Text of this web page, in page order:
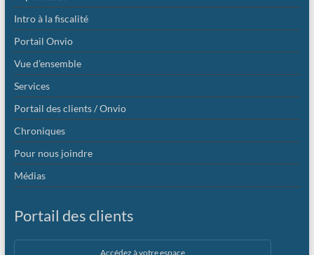
Intro à la fiscalité
Portail Onvio
Vue d’ensemble
Services
Portail des clients / Onvio
Chroniques
Pour nous joindre
Médias
Portail des clients
Accédez à votre espace